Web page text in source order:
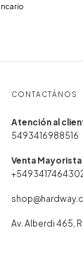
CONTACTÁNOS
5493416988516
Av. Alberdi 465,